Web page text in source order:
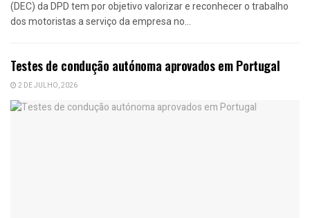
(DEC) da DPD tem por objetivo valorizar e reconhecer o trabalho
dos motoristas a serviço da empresa no...
Testes de condução autónoma aprovados em Portugal
2 DE JULHO, 2026